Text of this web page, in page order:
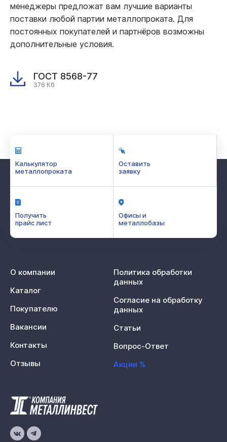
менеджеры предложат вам лучшие варианты
поставки любой партии металлопроката. Для
постоянных покупателей и партнёров возможны
дополнительные условия.
ГОСТ 8568-77
376 Кб
Калькулятор
металлопроката
Оставить
заявку
Получить
прайс лист
Офисы и
металлобазы
О компании
Каталог
Покупателю
Вакансии
Контакты
Отзывы
Политика обработки
данных
Согласие на обработку
данных
Статьи
Вопрос-Ответ
Акции %